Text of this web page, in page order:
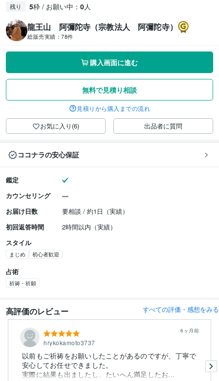
残り 5枠 / お願い中： 0人
龍王山 阿彌陀寺（宗教法人 阿彌陀寺）
総販売実績： 78件
購入画面に進む
無料で見積り相談
見積りから購入までの流れ
お気に入り(6) 出品者に質問
ココナラの安心保証
鑑定
カウンセリング
お届け日数
要相談 / 約1日（実績）
初回返答時間
2時間以内（実績）
スタイル
まじめ 初心者歓迎
占術
祈祷・祈願
高評価のレビュー すべての評価・感想をみる
hrykokamoto3737
6ヶ月前
以前もご祈祷をお願いしたことがあるのですが、丁寧で
安心してお任せできました。
実際に結果も出ましたし、たいへん満足したお...